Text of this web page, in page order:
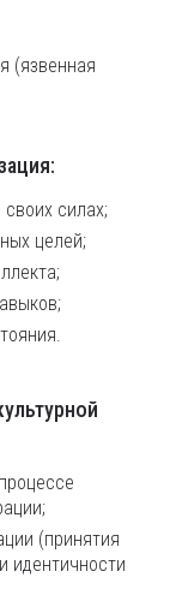
(язвенная
:
силах;
целей;
(принятия
идентичности